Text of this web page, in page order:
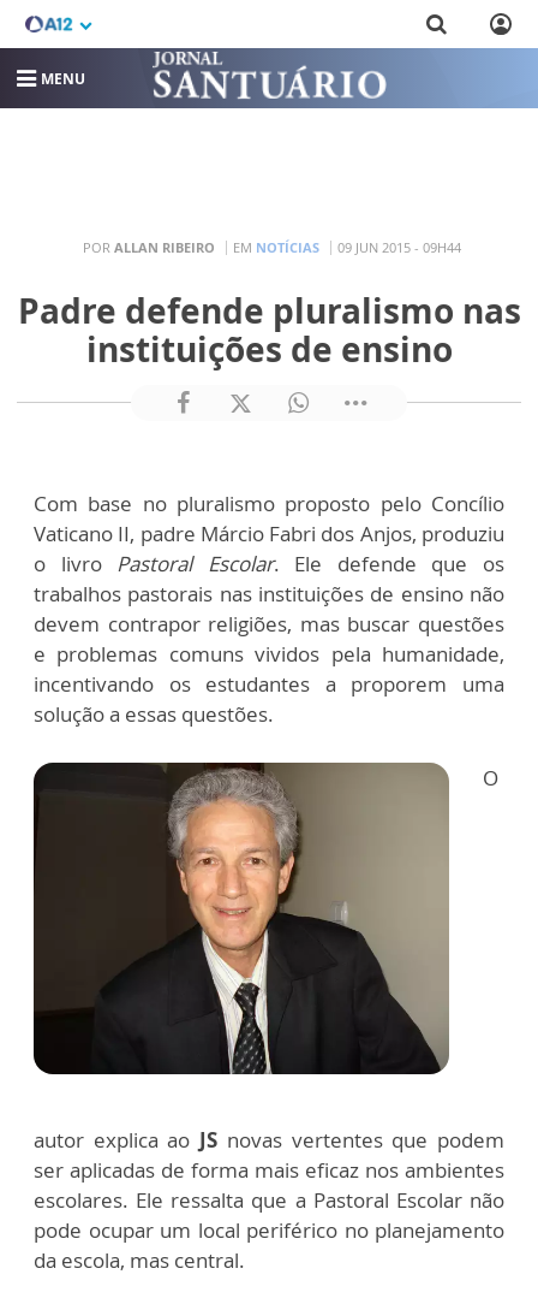
MENU
POR ALLAN RIBEIRO EM NOTÍCIAS 09 JUN 2015 - 09H44
Padre defende pluralismo nas
instituições de ensino
Com base no pluralismo proposto pelo Concílio
Vaticano II, padre Márcio Fabri dos Anjos, produziu
o livro Pastoral Escolar. Ele defende que os
trabalhos pastorais nas instituições de ensino não
devem contrapor religiões, mas buscar questões
e problemas comuns vividos pela humanidade,
incentivando os estudantes a proporem uma
solução a essas questões.
O
autor explica ao JS novas vertentes que podem
ser aplicadas de forma mais eficaz nos ambientes
escolares. Ele ressalta que a Pastoral Escolar não
pode ocupar um local periférico no planejamento
da escola, mas central.